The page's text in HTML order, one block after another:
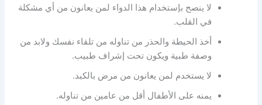
لا ينصح بإستخدام هذا الدواء لمن يعانون من أي مشكلة
في القلب.
أخذ الحيطة والحذر من تناوله من تلقاء نفسك ولابد من
وصفة طبية ويكون تحت إشراف طبيب.
لا يستخدم لمن يعانون من مرض بالكبد.
يمنه على الأطفال أقل من عامين من تناوله.